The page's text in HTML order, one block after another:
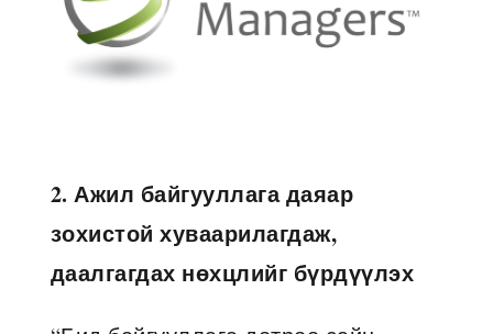
2. Ажил байгууллага даяар
зохистой хуваарилагдаж,
даалгагдах нөхцлийг бүрдүүлэх